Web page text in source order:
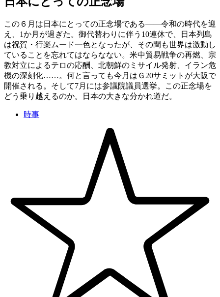
この６月は日本にとっての正念場である——令和の時代を迎
え、1か月が過ぎた。御代替わりに伴う10連休で、日本列島
は祝賀・行楽ムード一色となったが、その間も世界は激動し
ていることを忘れてはならなない。米中貿易戦争の再燃、宗
教対立によるテロの応酬、北朝鮮のミサイル発射、イラン危
機の深刻化……。何と言っても今月はＧ20サミットが大阪で
開催される。そして7月には参議院議員選挙。この正念場を
どう乗り越えるのか。日本の大きな分かれ道だ。
時事